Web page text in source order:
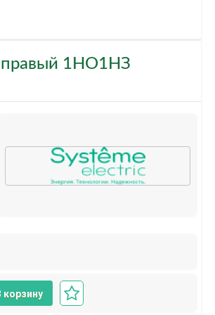
правый 1НО1НЗ
корзину